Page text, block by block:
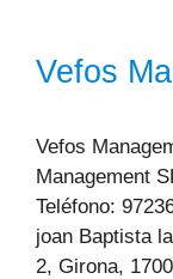
Vefos
Vefos
Management
Teléfono:
joan Baptista
2, Girona,